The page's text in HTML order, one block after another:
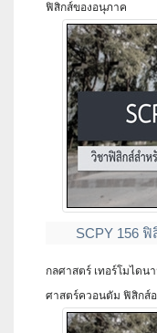
ฟิสิกส์ของอนุภาค
SCPY 156
กลศาสตร์ เทอร์โมไดน
ศาสตร์ควอนตัม ฟิสิกส์